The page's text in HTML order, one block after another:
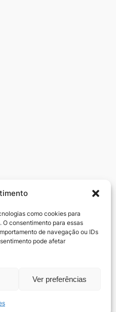
como cookies para
consentimento para essas
de navegação ou IDs
pode afetar
Ver preferências
Redes sociais
Facebook
Instagram